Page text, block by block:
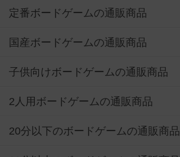
定番ボードゲームの通販商品
国産ボードゲームの通販商品
子供向けボードゲームの通販商品
2人用ボードゲームの通販商品
20分以下のボードゲームの通販商品